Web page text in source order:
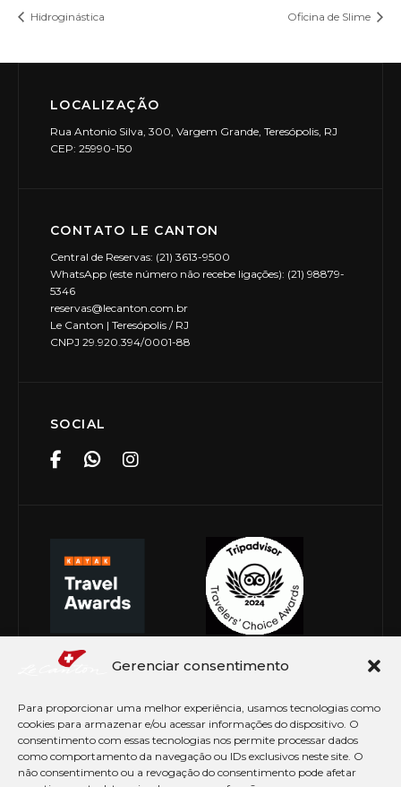
Gerenciar consentimento
Para proporcionar uma melhor experiência, usamos tecnologias como
cookies para armazenar e/ou acessar informações do dispositivo. O
consentimento com essas tecnologias nos permite processar dados
como comportamento da navegação ou IDs exclusivos neste site. O
não consentimento ou a revogação do consentimento pode afetar
Hidroginástica Oficina de Slime
LOCALIZAÇÃO
Rua Antonio Silva, 300, Vargem Grande, Teresópolis, RJ
CEP: 25990-150
CONTATO LE CANTON
Central de Reservas: (21) 3613-9500
WhatsApp (este número não recebe ligações): (21) 98879-
5346
reservas@lecanton.com.br
Le Canton | Teresópolis / RJ
CNPJ 29.920.394/0001-88
SOCIAL